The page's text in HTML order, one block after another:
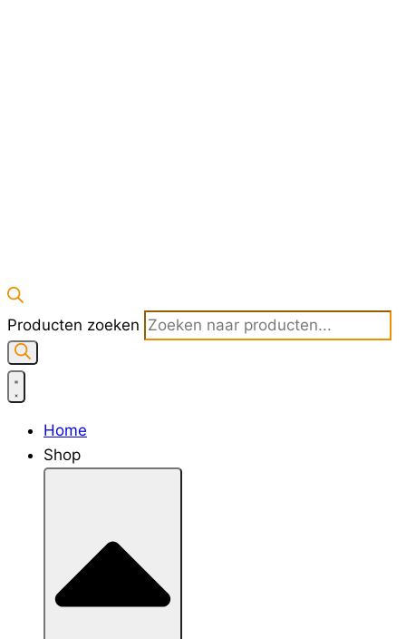
Producten zoeken
Home
Shop